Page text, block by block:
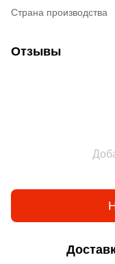
Страна производства
Отзывы